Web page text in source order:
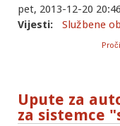
pet, 2013-12-20
Vijesti:
Službene
Upute za
za sistemce